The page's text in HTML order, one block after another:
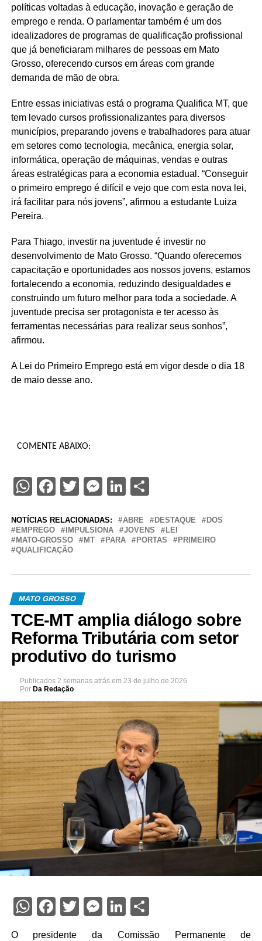
políticas voltadas à educação, inovação e geração de
emprego e renda. O parlamentar também é um dos
idealizadores de programas de qualificação profissional
que já beneficiaram milhares de pessoas em Mato
Grosso, oferecendo cursos em áreas com grande
demanda de mão de obra.
Entre essas iniciativas está o programa Qualifica MT, que
tem levado cursos profissionalizantes para diversos
municípios, preparando jovens e trabalhadores para atuar
em setores como tecnologia, mecânica, energia solar,
informática, operação de máquinas, vendas e outras
áreas estratégicas para a economia estadual. “Conseguir
o primeiro emprego é difícil e vejo que com esta nova lei,
irá facilitar para nós jovens”, afirmou a estudante Luiza
Pereira.
Para Thiago, investir na juventude é investir no
desenvolvimento de Mato Grosso. “Quando oferecemos
capacitação e oportunidades aos nossos jovens, estamos
fortalecendo a economia, reduzindo desigualdades e
construindo um futuro melhor para toda a sociedade. A
juventude precisa ser protagonista e ter acesso às
ferramentas necessárias para realizar seus sonhos”,
afirmou.
A Lei do Primeiro Emprego está em vigor desde o dia 18
de maio desse ano.
COMENTE ABAIXO:
WhatsApp
Facebook
Twitter
Messenger
LinkedIn
Share
NOTÍCIAS RELACIONADAS: ABRE DESTAQUE
DOS
EMPREGO
IMPULSIONA JOVENS
LEI
MATO-GROSSO
MT PARA PORTAS
PRIMEIRO
QUALIFICAÇÃO
MATO GROSSO
TCE-MT amplia diálogo sobre
Reforma Tributária com setor
produtivo do turismo
Publicados 2 semanas atrás em 23 de julho de 2026
Por Da Redação
WhatsApp
Facebook
Twitter
Messenger
LinkedIn
Share
O presidente da Comissão Permanente de